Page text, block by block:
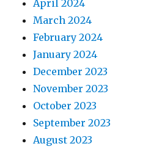
April 2024
March 2024
February 2024
January 2024
December 2023
November 2023
October 2023
September 2023
August 2023